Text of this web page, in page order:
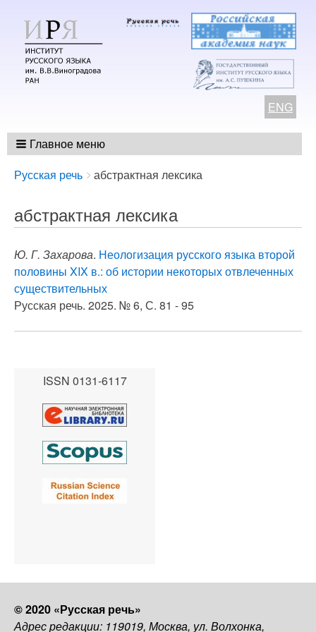
ENG
Главное меню
Breadcrumbs
You
here:
Русская речь абстрактная лексика
абстрактная лексика
Ю. Г. Захарова. Неологизация русского языка второй
половины XIX в.: об истории некоторых отвлеченных
существительных
Русская речь. 2025. № 6, С. 81 - 95
ISSN 0131-6117
© 2020 «Русская речь»
Адрес редакции: 119019, Москва, ул. Волхонка,